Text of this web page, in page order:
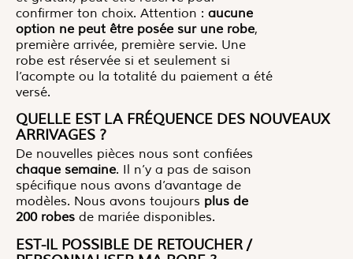
confirmer ton choix. Attention : aucune
option ne peut être posée sur une robe,
première arrivée, première servie. Une
robe est réservée si et seulement si
l’acompte ou la totalité du paiement a été
versé.
QUELLE EST LA FRÉQUENCE DES NOUVEAUX
ARRIVAGES ?
De nouvelles pièces nous sont confiées
chaque semaine. Il n’y a pas de saison
spécifique nous avons d’avantage de
modèles. Nous avons toujours plus de
200 robes de mariée disponibles.
EST-IL POSSIBLE DE RETOUCHER /